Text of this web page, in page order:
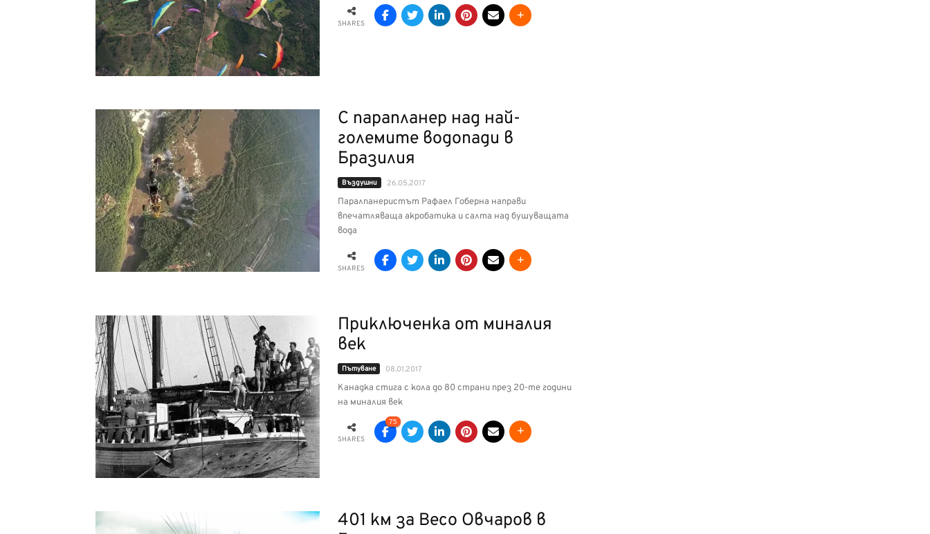
SHARES
С парапланер над най-
големите водопади в
Бразилия
Въздушни 26.05.2017
Паралпанеристът Рафаел Гоберна направи
впечатляваща акробатика и салта над бушуващата
вода
SHARES
Приключенка от миналия
век
Пътуване 08.01.2017
Канадка стига с кола до 80 страни през 20-те години
на миналия век
SHARES
75
401 км за Весо Овчаров в